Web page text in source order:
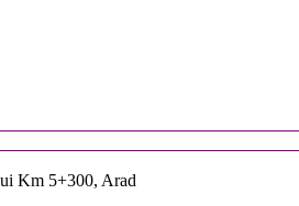
Km 5+300, Arad